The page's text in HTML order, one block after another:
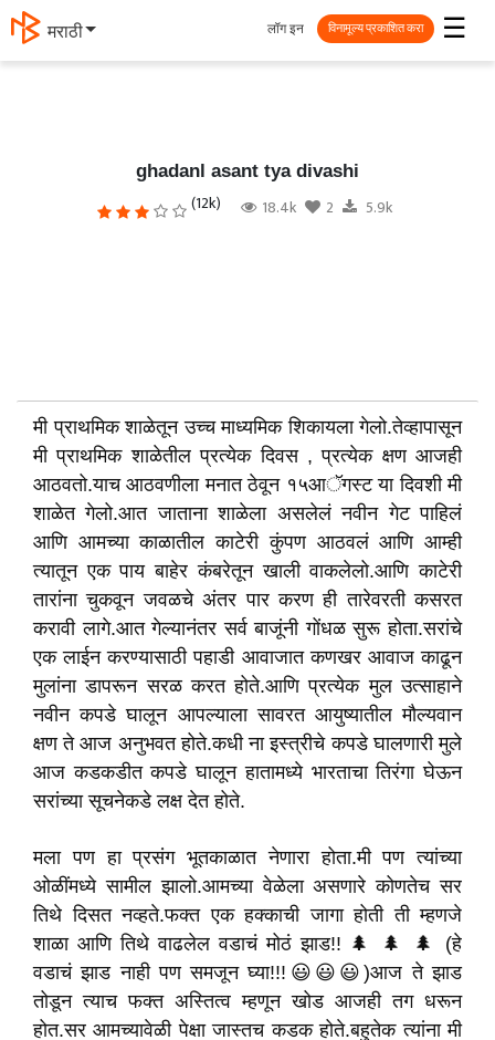
मराठी ☰
लॉग इन विनामूल्य प्रकाशित करा
ghadanl asant tya divashi
(12k) 18.4k 2 5.9k
मी प्राथमिक शाळेतून उच्च माध्यमिक शिकायला गेलो.तेव्हापासून
मी प्राथमिक शाळेतील प्रत्येक दिवस , प्रत्येक क्षण आजही
आठवतो.याच आठवणीला मनात ठेवून १५आॅगस्ट या दिवशी मी
शाळेत गेलो.आत जाताना शाळेला असलेलं नवीन गेट पाहिलं
आणि आमच्या काळातील काटेरी कुंपण आठवलं आणि आम्ही
त्यातून एक पाय बाहेर कंबरेतून खाली वाकलेलो.आणि काटेरी
तारांना चुकवून जवळचे अंतर पार करण ही तारेवरती कसरत
करावी लागे.आत गेल्यानंतर सर्व बाजूंनी गोंधळ सुरू होता.सरांचे
एक लाईन करण्यासाठी पहाडी आवाजात कणखर आवाज काढून
मुलांना डापरून सरळ करत होते.आणि प्रत्येक मुल उत्साहाने
नवीन कपडे घालून आपल्याला सावरत आयुष्यातील मौल्यवान
क्षण ते आज अनुभवत होते.कधी ना इस्त्रीचे कपडे घालणारी मुले
आज कडकडीत कपडे घालून हातामध्ये भारताचा तिरंगा घेऊन
सरांच्या सूचनेकडे लक्ष देत होते.
मला पण हा प्रसंग भूतकाळात नेणारा होता.मी पण त्यांच्या
ओळींमध्ये सामील झालो.आमच्या वेळेला असणारे कोणतेच सर
तिथे दिसत नव्हते.फक्त एक हक्काची जागा होती ती म्हणजे
शाळा आणि तिथे वाढलेल वडाचं मोठं झाड!! 🌲 🌲 🌲 (हे
वडाचं झाड नाही पण समजून घ्या!!!😃😃😃)आज ते झाड
तोडून त्याच फक्त अस्तित्व म्हणून खोड आजही तग धरून
होत.सर आमच्यावेळी पेक्षा जास्तच कडक होते.बहुतेक त्यांना मी